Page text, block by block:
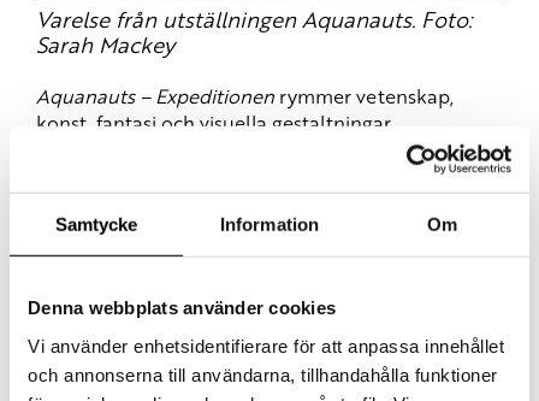
Samtycke Information Om
Denna webbplats använder cookies
Vi använder enhetsidentifierare för att anpassa innehållet
och annonserna till användarna, tillhandahålla funktioner
Varelse från utställningen Aquanauts. Foto:
Sarah Mackey
Aquanauts– Expeditionen rymmer vetenskap,
konst, fantasi och visuella gestaltningar.
Utställningen har tidigare visats på Verket/Avesta
Art, Kulturhuset Stadsteatern i Stockholm och
Dunkers kulturhus i Helsingborg.
Pressröster
”En suggestiv totalinstallation, genomförd in i
minsta detalj.” – Birgitta Rubin, DN